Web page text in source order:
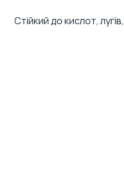
Стійкий до кислот,